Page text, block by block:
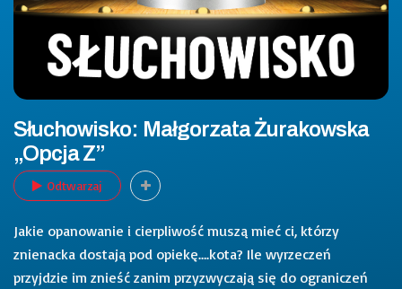
Słuchowisko: Małgorzata Żurakowska
„Opcja Z”
Odtwarzaj
Jakie opanowanie i cierpliwość muszą mieć ci, którzy
znienacka dostają pod opiekę….kota? Ile wyrzeczeń
przyjdzie im znieść zanim przyzwyczają się do ograniczeń